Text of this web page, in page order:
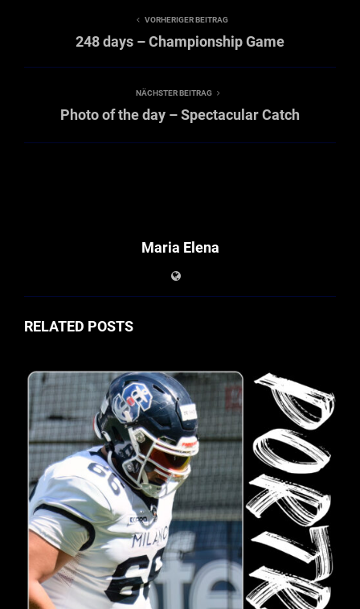
VORHERIGER BEITRAG
248 days – Championship Game
NÄCHSTER BEITRAG
Photo of the day – Spectacular Catch
Maria Elena
RELATED POSTS